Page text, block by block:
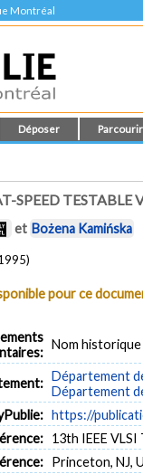
Montréal
Déposer Parcourir
SPEED TESTABLE
et Bożena Kamińska
pour ce
Nom
Département
Département
https://
13th IEEE VLSI
Princeton, NJ,